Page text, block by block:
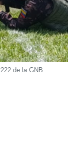
de la GNB